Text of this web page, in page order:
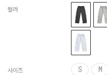
컬러
사이즈 S M